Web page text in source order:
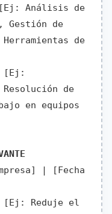
Análisis de
Gestión de
de
[Ej:
de
en equipos
| [Fecha
[Ej: Reduje el